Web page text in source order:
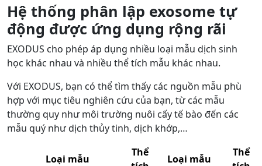
Hệ thống phân lập exosome tự
động được ứng dụng rộng rãi
EXODUS cho phép áp dụng nhiều loại mẫu dịch sinh
học khác nhau và nhiều thể tích mẫu khác nhau.
Với EXODUS, bạn có thể tìm thấy các nguồn mẫu phù
hợp với mục tiêu nghiên cứu của bạn, từ các mẫu
thường quy như môi trường nuôi cấy tế bào đến các
mẫu quý như dịch thủy tinh, dịch khớp,…
Loại mẫu
Thể
Loại mẫu
Thể